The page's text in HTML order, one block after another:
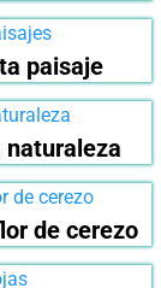
paisaje
naturaleza
de cerezo